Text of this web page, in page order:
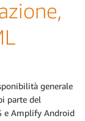
generale
parte del
e Amplify Android